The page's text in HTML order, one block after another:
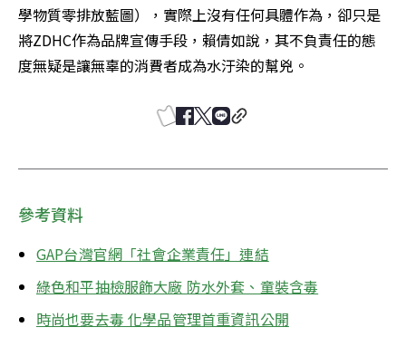
學物質零排放藍圖），實際上沒有任何具體作為，卻只是
將ZDHC作為品牌宣傳手段，賴倩如說，其不負責任的態
度無疑是讓無辜的消費者成為水汙染的幫兇。
參考資料
GAP台灣官網「社會企業責任」連結
綠色和平抽檢服飾大廠 防水外套、童裝含毒
時尚也要去毒 化學品管理首重資訊公開